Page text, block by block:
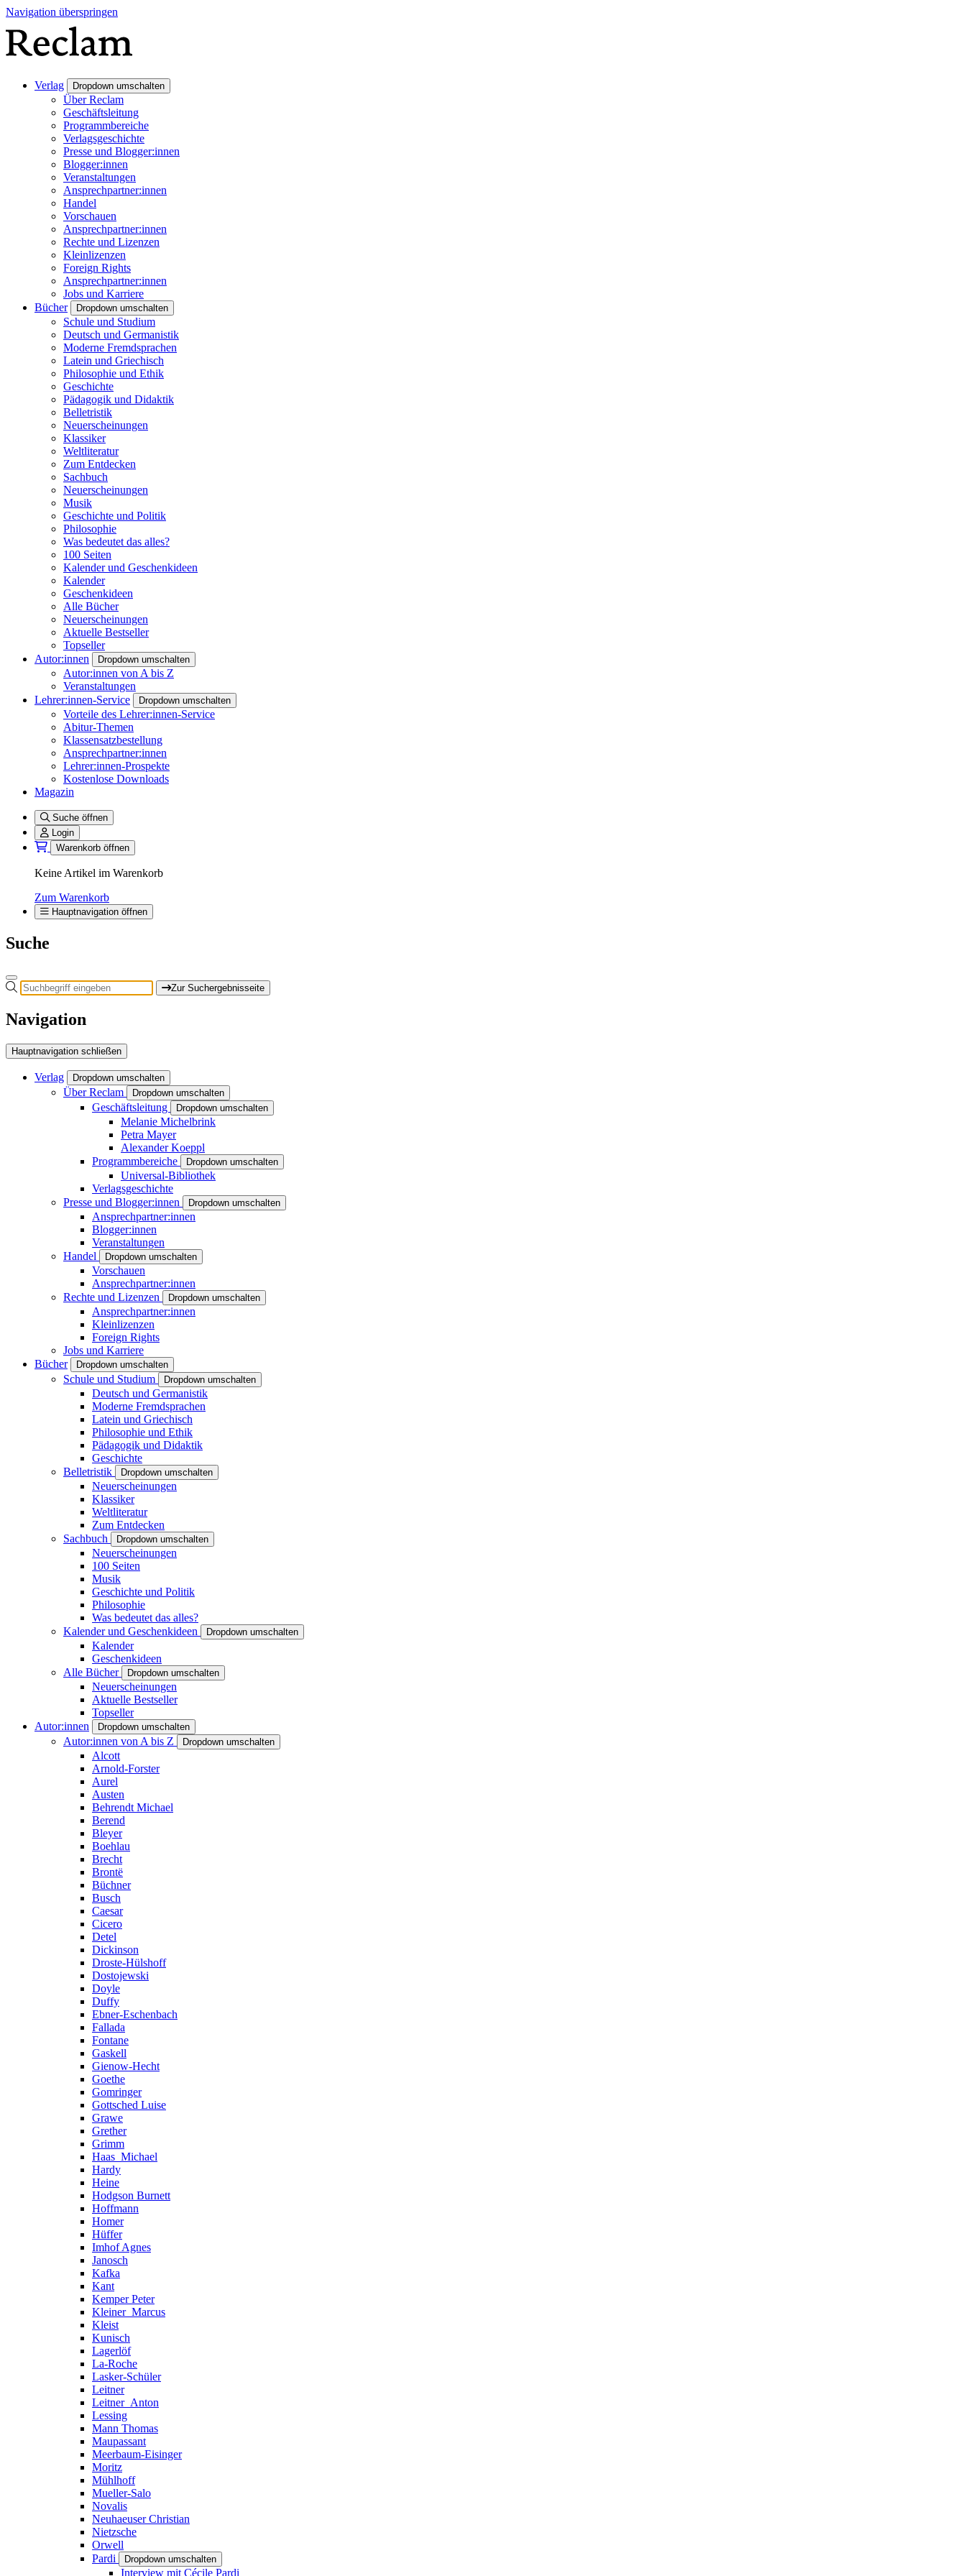
Navigation überspringen
Verlag Dropdown umschalten
Über Reclam
Geschäftsleitung
Programmbereiche
Verlagsgeschichte
Presse und Blogger:innen
Blogger:innen
Veranstaltungen
Ansprechpartner:innen
Handel
Vorschauen
Ansprechpartner:innen
Rechte und Lizenzen
Kleinlizenzen
Foreign Rights
Ansprechpartner:innen
Jobs und Karriere
Bücher
Dropdown umschalten
Schule und Studium
Deutsch und Germanistik
Moderne Fremdsprachen
Latein und Griechisch
Philosophie und Ethik
Geschichte
Pädagogik und Didaktik
Belletristik
Neuerscheinungen
Klassiker
Weltliteratur
Zum Entdecken
Sachbuch
Neuerscheinungen
Musik
Geschichte und Politik
Philosophie
Was bedeutet das alles?
100 Seiten
Kalender und Geschenkideen
Kalender
Geschenkideen
Alle Bücher
Neuerscheinungen
Aktuelle Bestseller
Topseller
Autor:innen
Dropdown umschalten
Autor:innen von A bis Z
Veranstaltungen
Lehrer:innen-Service
Dropdown umschalten
Vorteile des Lehrer:innen-Service
Abitur-Themen
Klassensatzbestellung
Ansprechpartner:innen
Lehrer:innen-Prospekte
Kostenlose Downloads
Magazin
Suche öffnen
Login
Warenkorb öffnen
Keine Artikel im Warenkorb
Zum Warenkorb
Hauptnavigation öffnen
Suche
Zur Suchergebnisseite
Navigation
Hauptnavigation schließen
Verlag Dropdown umschalten
Über Reclam Dropdown umschalten
Geschäftsleitung Dropdown umschalten
Melanie Michelbrink
Petra Mayer
Alexander Koeppl
Programmbereiche
Dropdown umschalten
Universal-Bibliothek
Verlagsgeschichte
Presse und Blogger:innen
Dropdown umschalten
Ansprechpartner:innen
Blogger:innen
Veranstaltungen
Handel
Dropdown umschalten
Vorschauen
Ansprechpartner:innen
Rechte und Lizenzen
Dropdown umschalten
Ansprechpartner:innen
Kleinlizenzen
Foreign Rights
Jobs und Karriere
Bücher
Dropdown umschalten
Schule und Studium Dropdown umschalten
Deutsch und Germanistik
Moderne Fremdsprachen
Latein und Griechisch
Philosophie und Ethik
Pädagogik und Didaktik
Geschichte
Belletristik
Dropdown umschalten
Neuerscheinungen
Klassiker
Weltliteratur
Zum Entdecken
Sachbuch
Dropdown umschalten
Neuerscheinungen
100 Seiten
Musik
Geschichte und Politik
Philosophie
Was bedeutet das alles?
Kalender und Geschenkideen
Dropdown umschalten
Kalender
Geschenkideen
Alle Bücher
Dropdown umschalten
Neuerscheinungen
Aktuelle Bestseller
Topseller
Autor:innen
Dropdown umschalten
Autor:innen von A bis Z Dropdown umschalten
Alcott
Arnold-Forster
Aurel
Austen
Behrendt Michael
Berend
Bleyer
Boehlau
Brecht
Brontë
Büchner
Busch
Caesar
Cicero
Detel
Dickinson
Droste-Hülshoff
Dostojewski
Doyle
Duffy
Ebner-Eschenbach
Fallada
Fontane
Gaskell
Gienow-Hecht
Goethe
Gomringer
Gottsched Luise
Grawe
Grether
Grimm
Haas_Michael
Hardy
Heine
Hodgson Burnett
Hoffmann
Homer
Hüffer
Imhof Agnes
Janosch
Kafka
Kant
Kemper Peter
Kleiner_Marcus
Kleist
Kunisch
Lagerlöf
La-Roche
Lasker-Schüler
Leitner
Leitner_Anton
Lessing
Mann Thomas
Maupassant
Meerbaum-Eisinger
Moritz
Mühlhoff
Mueller-Salo
Novalis
Neuhaeuser Christian
Nietzsche
Orwell
Pardi
Dropdown umschalten
Interview mit Cécile Pardi